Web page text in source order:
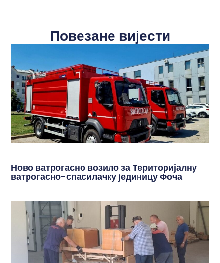
Повезане вијести
Ново ватрогасно возило за Tериторијалну
ватрогасно-спасилачку јединицу Фоча